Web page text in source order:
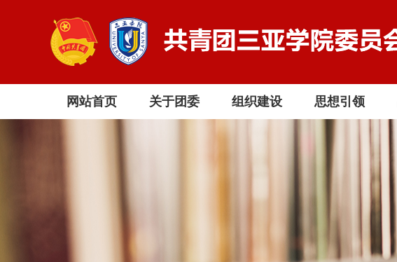
网站首页 关于团委 组织建设 思想引领